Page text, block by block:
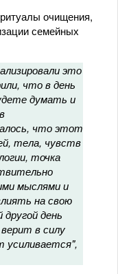
очищения,
семейных
это
что в день
думать и
что этот
тела, чувств
точка
мыслями и
на свою
день
верит в силу
усиливается",